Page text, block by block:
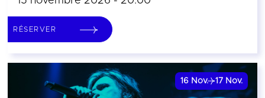
RÉSERVER
16 Nov. 17 Nov.